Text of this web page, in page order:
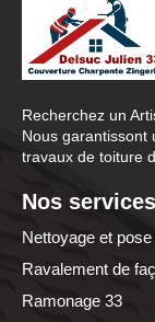
Recherchez un
Nous garantissont
travaux de toiture
Nos services
Nettoyage et
Ravalement de
Ramonage 33